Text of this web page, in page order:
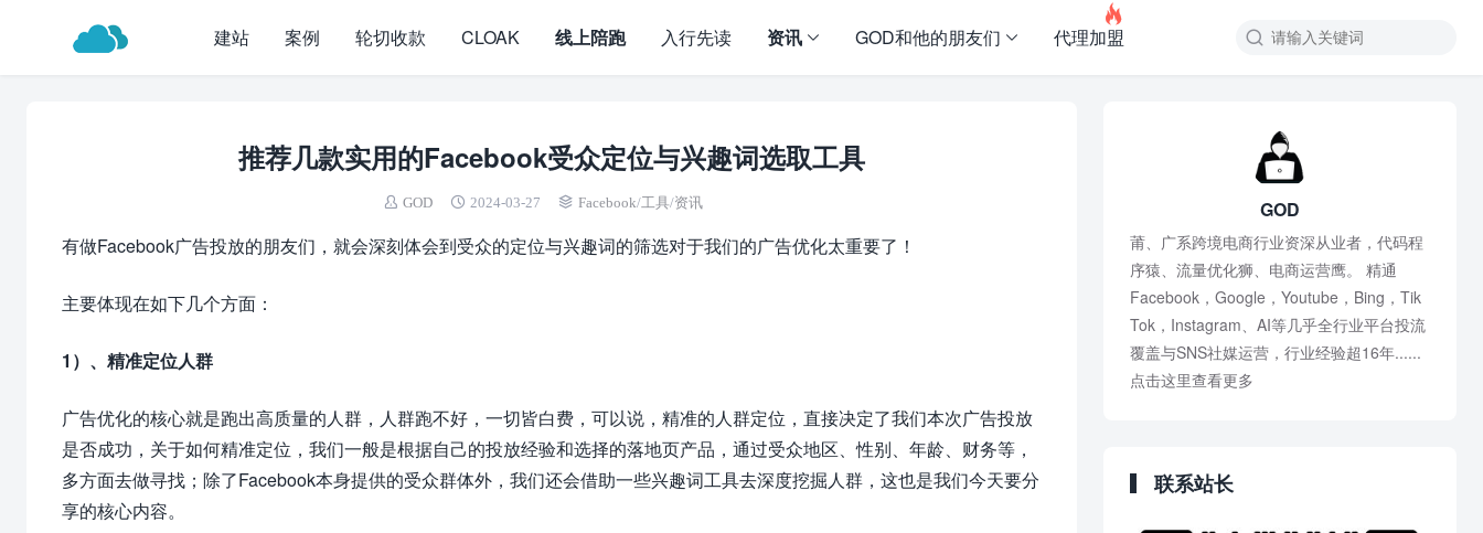
建站 案例 轮切收款 CLOAK 线上陪跑 入行先读 资讯 GOD和他的朋友们 代理加盟

推荐几款实用的Facebook受众定位与兴趣词选取工具
GOD 2024-03-27 Facebook/工具/资讯
有做Facebook广告投放的朋友们，就会深刻体会到受众的定位与兴趣词的筛选对于我们的广告优化太重要了！
主要体现在如下几个方面：
1）、精准定位人群
广告优化的核心就是跑出高质量的人群，人群跑不好，一切皆白费，可以说，精准的人群定位，直接决定了我们本次广告投放
是否成功，关于如何精准定位，我们一般是根据自己的投放经验和选择的落地页产品，通过受众地区、性别、年龄、财务等，
多方面去做寻找；除了Facebook本身提供的受众群体外，我们还会借助一些兴趣词工具去深度挖掘人群，这也是我们今天要分
享的核心内容。
GOD
莆、广系跨境电商行业资深从业者，代码程
序猿、流量优化狮、电商运营鹰。 精通
Facebook，Google，Youtube，Bing，Tik
Tok，Instagram、AI等几乎全行业平台投流
覆盖与SNS社媒运营，行业经验超16年......
点击这里查看更多
联系站长